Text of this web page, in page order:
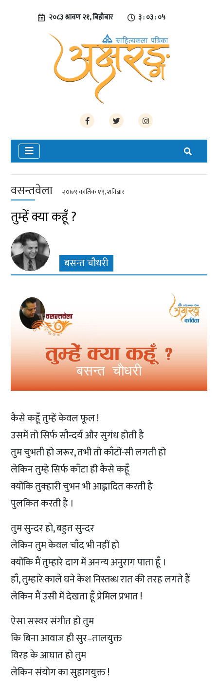
२०८३ श्रावण २१, बिहीबार ३ : ०३ : ०६
वसन्तवेला २०७९ कार्तिक १९, शनिबार
तुम्हें क्या कहूँ ?
बसन्त चौधरी
कैसे कहूँ तुम्हें केवल फूल !
उसमें तो सिर्फ सौन्दर्य और सुगंध होती है
तुम चुभती हो जरूर, तभी तो काँटों-सी लगती हो
लेकिन तुम्हे सिर्फ काँटा ही कैसे कहूँ
क्योंकि तुक्हारी चुभन भी आह्लादित करती है
पुलकित करती है ।
तुम सुन्दर हो, बहुत सुन्दर
लेकिन तुम केवल चाँद भी नहीं हो
क्योंकि मैं तुम्हारे दाग में अनन्य अनुराग पाता हूँ ।
हाँ, तुम्हारे काले घने केश निस्तब्ध रात की तरह लगते हैं
लेकिन मैं उसी में देखता हूँ प्रेमिल प्रभात !
ऐसा सस्वर संगीत हो तुम
कि बिना आवाज ही सुर–तालयुक्त
विरह के आघात हो तुम
लेकिन संयोग का सुहागयुक्त !